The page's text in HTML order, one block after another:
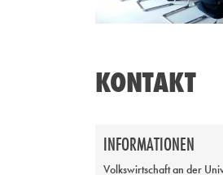
KONTAKT
INFORMATIONEN
Volkswirtschaft an der